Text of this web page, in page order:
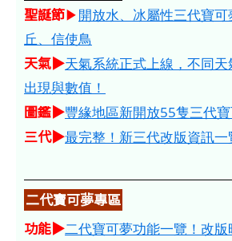
聖誕節▶開放水、冰屬性三代寶
丘、信使鳥
天氣▶天氣系統正式上線，不同
出現與數值！
圖鑑▶豐緣地區新開放55隻三代
三代▶最完整！新三代改版資訊一
二代寶可夢專區
功能▶二代寶可夢功能一覽！改